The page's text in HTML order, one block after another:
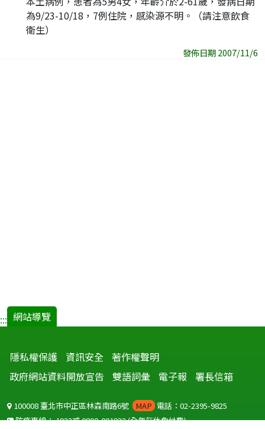
為9/23-10/18，7例住院，感染源不明。（請注意飲食
衛生）
發佈日期 2007/11/6
::: 網站導覽
隱私權保護 資訊安全 著作權聲明
政府網站資料開放宣告
雙語詞彙 電子報 署長信箱
100008 臺北市中正區林森南路6號 MAP 電話：02-2395-9825
防疫專線：1922或0800-001922(全年無休免付費)